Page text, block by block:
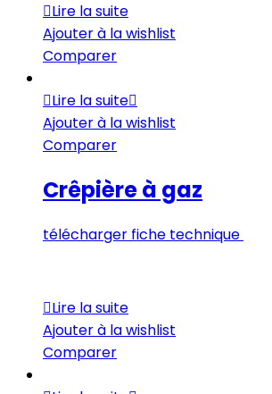
Lire la suite
Ajouter à la wishlist
Comparer
Lire la suite
Ajouter à la wishlist
Comparer
Crêpière à gaz
télécharger fiche technique
Lire la suite
Ajouter à la wishlist
Comparer